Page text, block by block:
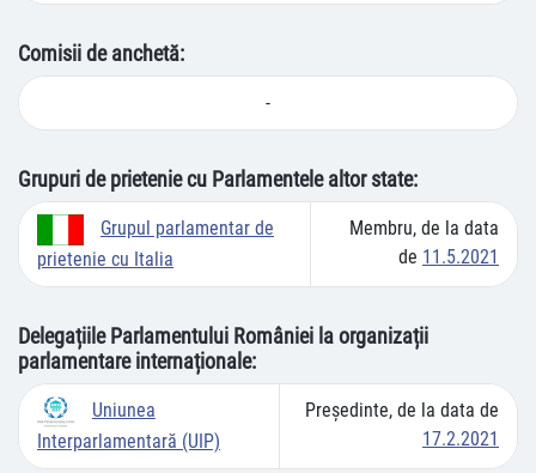
Comisii de anchetă:
-
Grupuri de prietenie cu Parlamentele altor state:
Grupul parlamentar de
prietenie cu Italia
Membru, de la data
de 11.5.2021
Delegațiile Parlamentului României la organizații
parlamentare internaționale:
Uniunea
Interparlamentară (UIP)
Preşedinte, de la data de
17.2.2021